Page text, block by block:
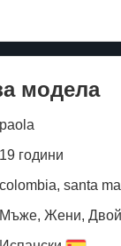
модела
paola
19 години
colombia, santa
Мъже, Жени,